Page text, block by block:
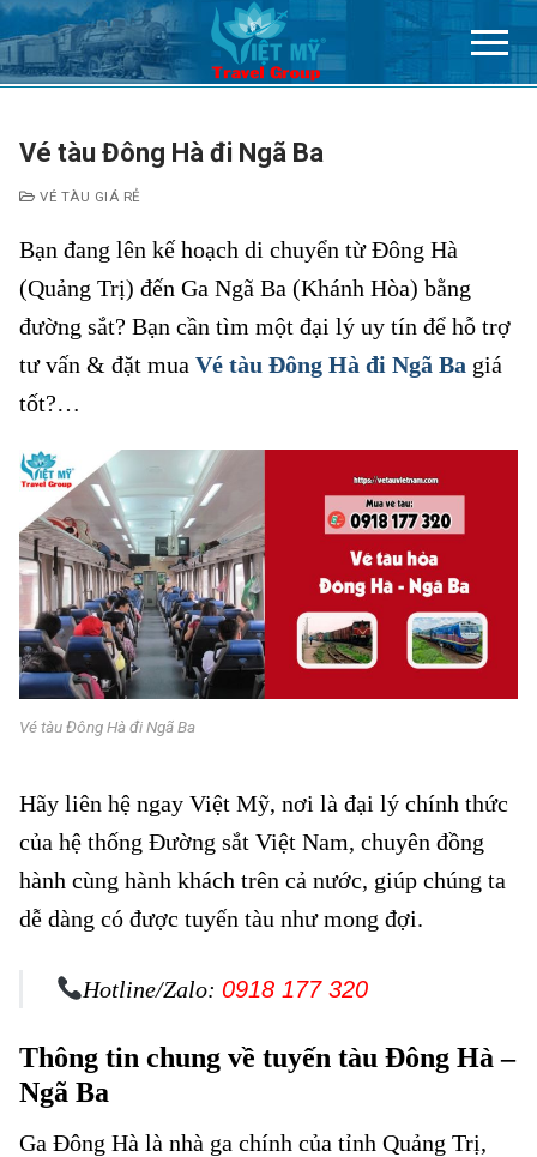
Chuyển
đến
nội
Vé tàu Đông Hà đi Ngã Ba
VÉ TÀU GIÁ RẺ
Bạn đang lên kế hoạch di chuyển từ Đông Hà
(Quảng Trị) đến Ga Ngã Ba (Khánh Hòa) bằng
đường sắt? Bạn cần tìm một đại lý uy tín để hỗ trợ
tư vấn & đặt mua Vé tàu Đông Hà đi Ngã Ba giá
tốt?…
Vé tàu Đông Hà đi Ngã Ba
Hãy liên hệ ngay Việt Mỹ, nơi là đại lý chính thức
của hệ thống Đường sắt Việt Nam, chuyên đồng
hành cùng hành khách trên cả nước, giúp chúng ta
dễ dàng có được tuyến tàu như mong đợi.
Hotline/Zalo: 0918 177 320
Thông tin chung về tuyến tàu Đông Hà –
Ngã Ba
Ga Đông Hà là nhà ga chính của tỉnh Quảng Trị,